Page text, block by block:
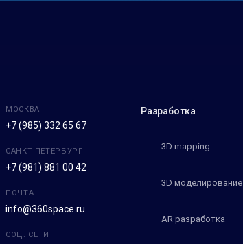
МОСКВА
+7 (985) 332 65 67
САНКТ-ПЕТЕРБУРГ
+7 (981) 881 00 42
ПОЧТА
info@360space.ru
СОЦ. СЕТИ
Разработка
3D mapping
3D моделирование
AR разработка